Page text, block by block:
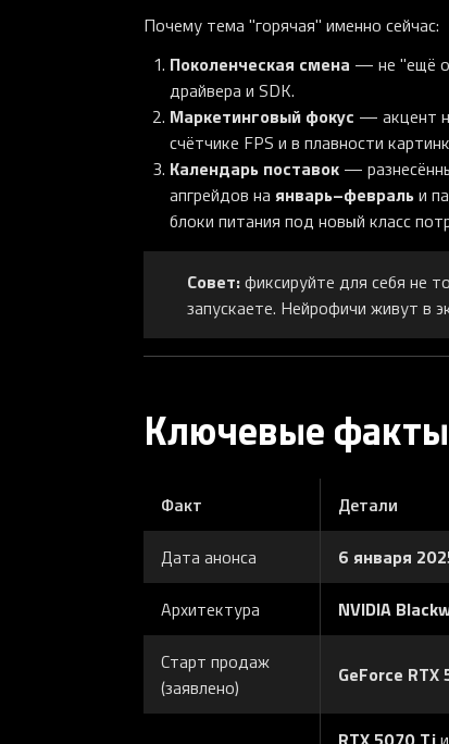
Почему тема "горячая" именно сейчас:
Поколенческая смена — не "ещё
драйвера и SDK.
Маркетинговый фокус — акцент
счётчике FPS и в плавности
Календарь поставок —
апгрейдов на январь–февральи
блоки питания под новый класс
Совет:фиксируйте для себя не
запускаете. Нейрофичи живут в
Ключевые
Факт Детали
Дата анонса 6 января
Архитектура NVIDIA
Старт продаж
(заявлено)
GeForce RTX
RTX 5070 Ti